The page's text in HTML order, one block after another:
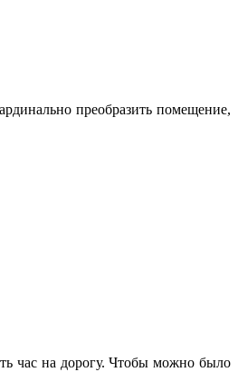
преобразить помещение,
час на дорогу. Чтобы можно было